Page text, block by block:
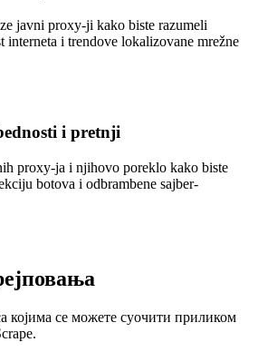
javni proxy-ji kako biste razumeli
interneta i trendove lokalizovane mrežne
i pretnji
proxy-ja i njihovo poreklo kako biste
botova i odbrambene sajber-
којима се можете суочити приликом